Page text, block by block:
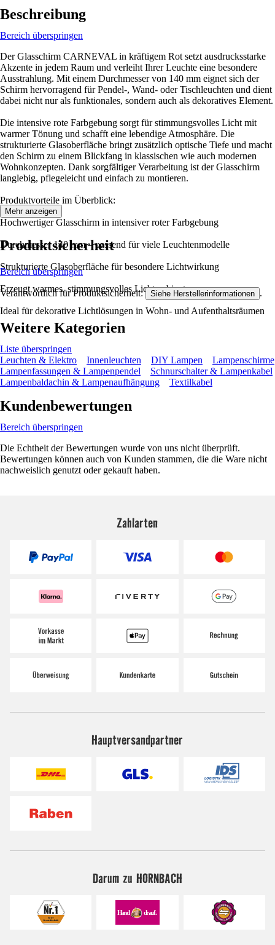
Beschreibung
Bereich überspringen
Der Glasschirm CARNEVAL in kräftigem Rot setzt ausdrucksstarke
Akzente in jedem Raum und verleiht Ihrer Leuchte eine besondere
Ausstrahlung. Mit einem Durchmesser von 140 mm eignet sich der
Schirm hervorragend für Pendel-, Wand- oder Tischleuchten und dient
dabei nicht nur als funktionales, sondern auch als dekoratives Element.
Die intensive rote Farbgebung sorgt für stimmungsvolles Licht mit
warmer Tönung und schafft eine lebendige Atmosphäre. Die
strukturierte Glasoberfläche bringt zusätzlich optische Tiefe und macht
den Schirm zu einem Blickfang in klassischen wie auch modernen
Wohnkonzepten. Dank sorgfältiger Verarbeitung ist der Glasschirm
langlebig, pflegeleicht und einfach zu montieren.
Produktvorteile im Überblick:
Hochwertiger Glasschirm in intensiver roter Farbgebung
Durchmesser 140 mm – passend für viele Leuchtenmodelle
Strukturierte Glasoberfläche für besondere Lichtwirkung
Erzeugt warmes, stimmungsvolles Lichtambiente
Ideal für dekorative Lichtlösungen in Wohn- und Aufenthaltsräumen
Mehr anzeigen
Produktsicherheit
Bereich überspringen
Verantwortlich für Produktsicherheit: Siehe Herstellerinformationen .
Weitere Kategorien
Liste überspringen
Leuchten & Elektro
Innenleuchten DIY Lampen
Lampenschirme
Lampenfassungen & Lampenpendel
Schnurschalter & Lampenkabel
Lampenbaldachin & Lampenaufhängung
Textilkabel
Kundenbewertungen
Bereich überspringen
Die Echtheit der Bewertungen wurde von uns nicht überprüft.
Bewertungen können auch von Kunden stammen, die die Ware nicht
nachweislich genutzt oder gekauft haben.
Zahlarten
Hauptversandpartner
Darum zu HORNBACH